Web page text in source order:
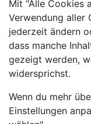
Mit "Alle Cookies
Verwendung aller
jederzeit ändern
dass manche
gezeigt werden,
widersprichst.
Wenn du mehr
Einstellungen